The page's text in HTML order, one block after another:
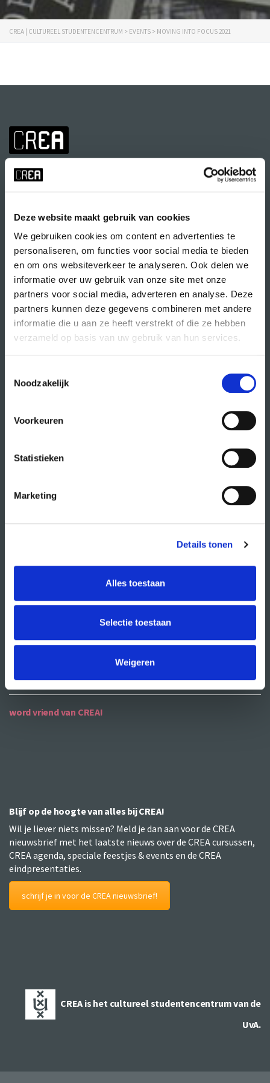
Deze website maakt gebruik van cookies
We gebruiken cookies om content en advertenties te
personaliseren, om functies voor social media te bieden
en om ons websiteverkeer te analyseren. Ook delen we
informatie over uw gebruik van onze site met onze
partners voor social media, adverteren en analyse. Deze
partners kunnen deze gegevens combineren met andere
informatie die u aan ze heeft verstrekt of die ze hebben
verzameld op basis van uw gebruik van hun services.
Noodzakelijk
Voorkeuren
Statistieken
Marketing
Details tonen
Alles toestaan
Selectie toestaan
Weigeren
CREA | CULTUREEL STUDENTENCENTRUM > EVENTS > MOVING INTO FOCUS 2021
Volg CREA ook
direct naar
agenda
wat doet CREA?
contact
word vriend van CREA!
Blijf op de hoogte van alles bij CREA!
Wil je liever niets missen? Meld je dan aan voor de CREA
nieuwsbrief met het laatste nieuws over de CREA cursussen,
CREA agenda, speciale feestjes & events en de CREA
eindpresentaties.
schrijf je in voor de CREA nieuwsbrief!
CREA is het cultureel studentencentrum van de
UvA.